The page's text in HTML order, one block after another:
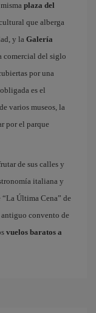
plaza del
que alberga
y la Galería
comercial del siglo
por una
es el
varios museos, la
por el parque
de sus calles y
italiana y
Última Cena” de
convento de
vuelos baratos a